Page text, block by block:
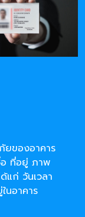
ยของอาคาร
อ ที่อยู่ ภาพ
แก่ วันเวลา
นอาคาร